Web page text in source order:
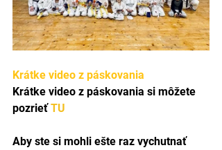
Krátke video z páskovania
Krátke video z páskovania si môžete
pozrieť TU
Aby ste si mohli ešte raz vychutnať